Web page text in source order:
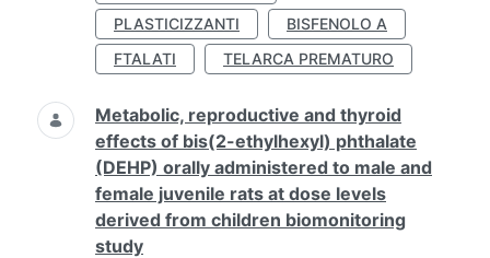
PLASTICIZZANTI
BISFENOLO A
FTALATI
TELARCA PREMATURO
Metabolic, reproductive and thyroid
effects of bis(2-ethylhexyl) phthalate
(DEHP) orally administered to male and
female juvenile rats at dose levels
derived from children biomonitoring
study